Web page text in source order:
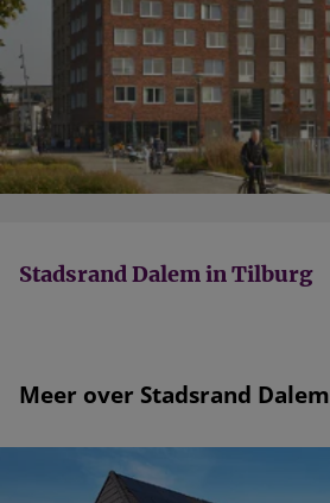
Stadsrand Dalem in Tilburg
Meer over Stadsrand Dalem